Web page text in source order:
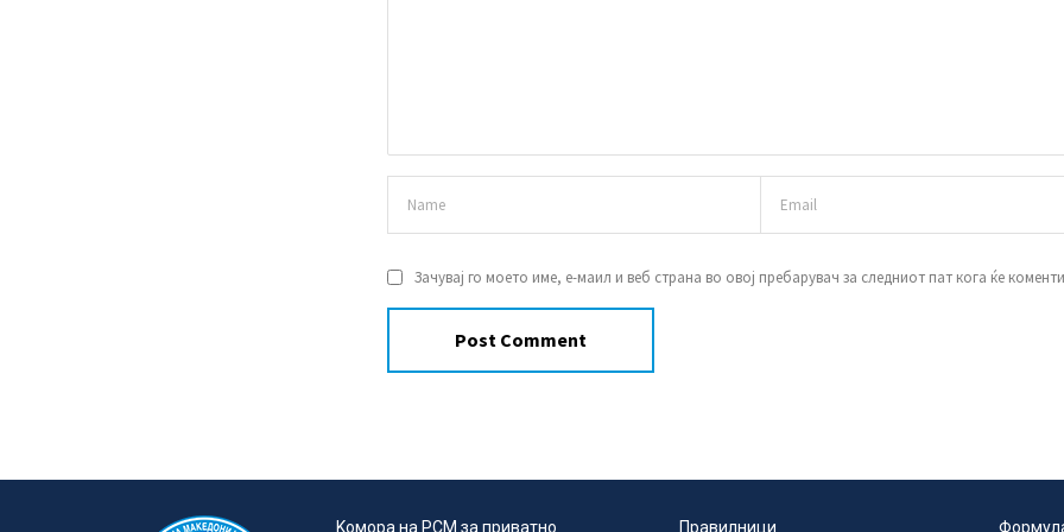
Зачувај го моето име, е-маил и веб страна во овој пребарувач за следниот пат кога ќе
Kомора на РСМ за приватно Правилници